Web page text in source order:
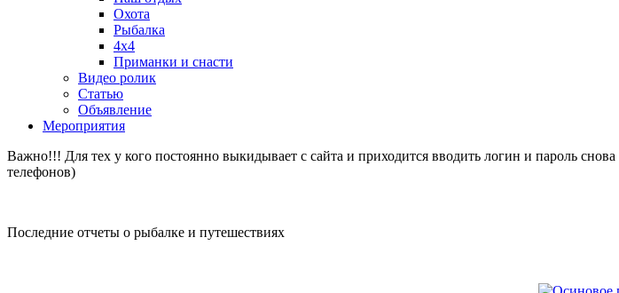
Охота
Рыбалка
4х4
Приманки и снасти
Видео ролик
Статью
Объявление
Мероприятия
Важно!!! Для тех у кого постоянно выкидывает с сайта и приходится вводить логин и пароль
телефонов)
Последние отчеты о рыбалке и путешествиях